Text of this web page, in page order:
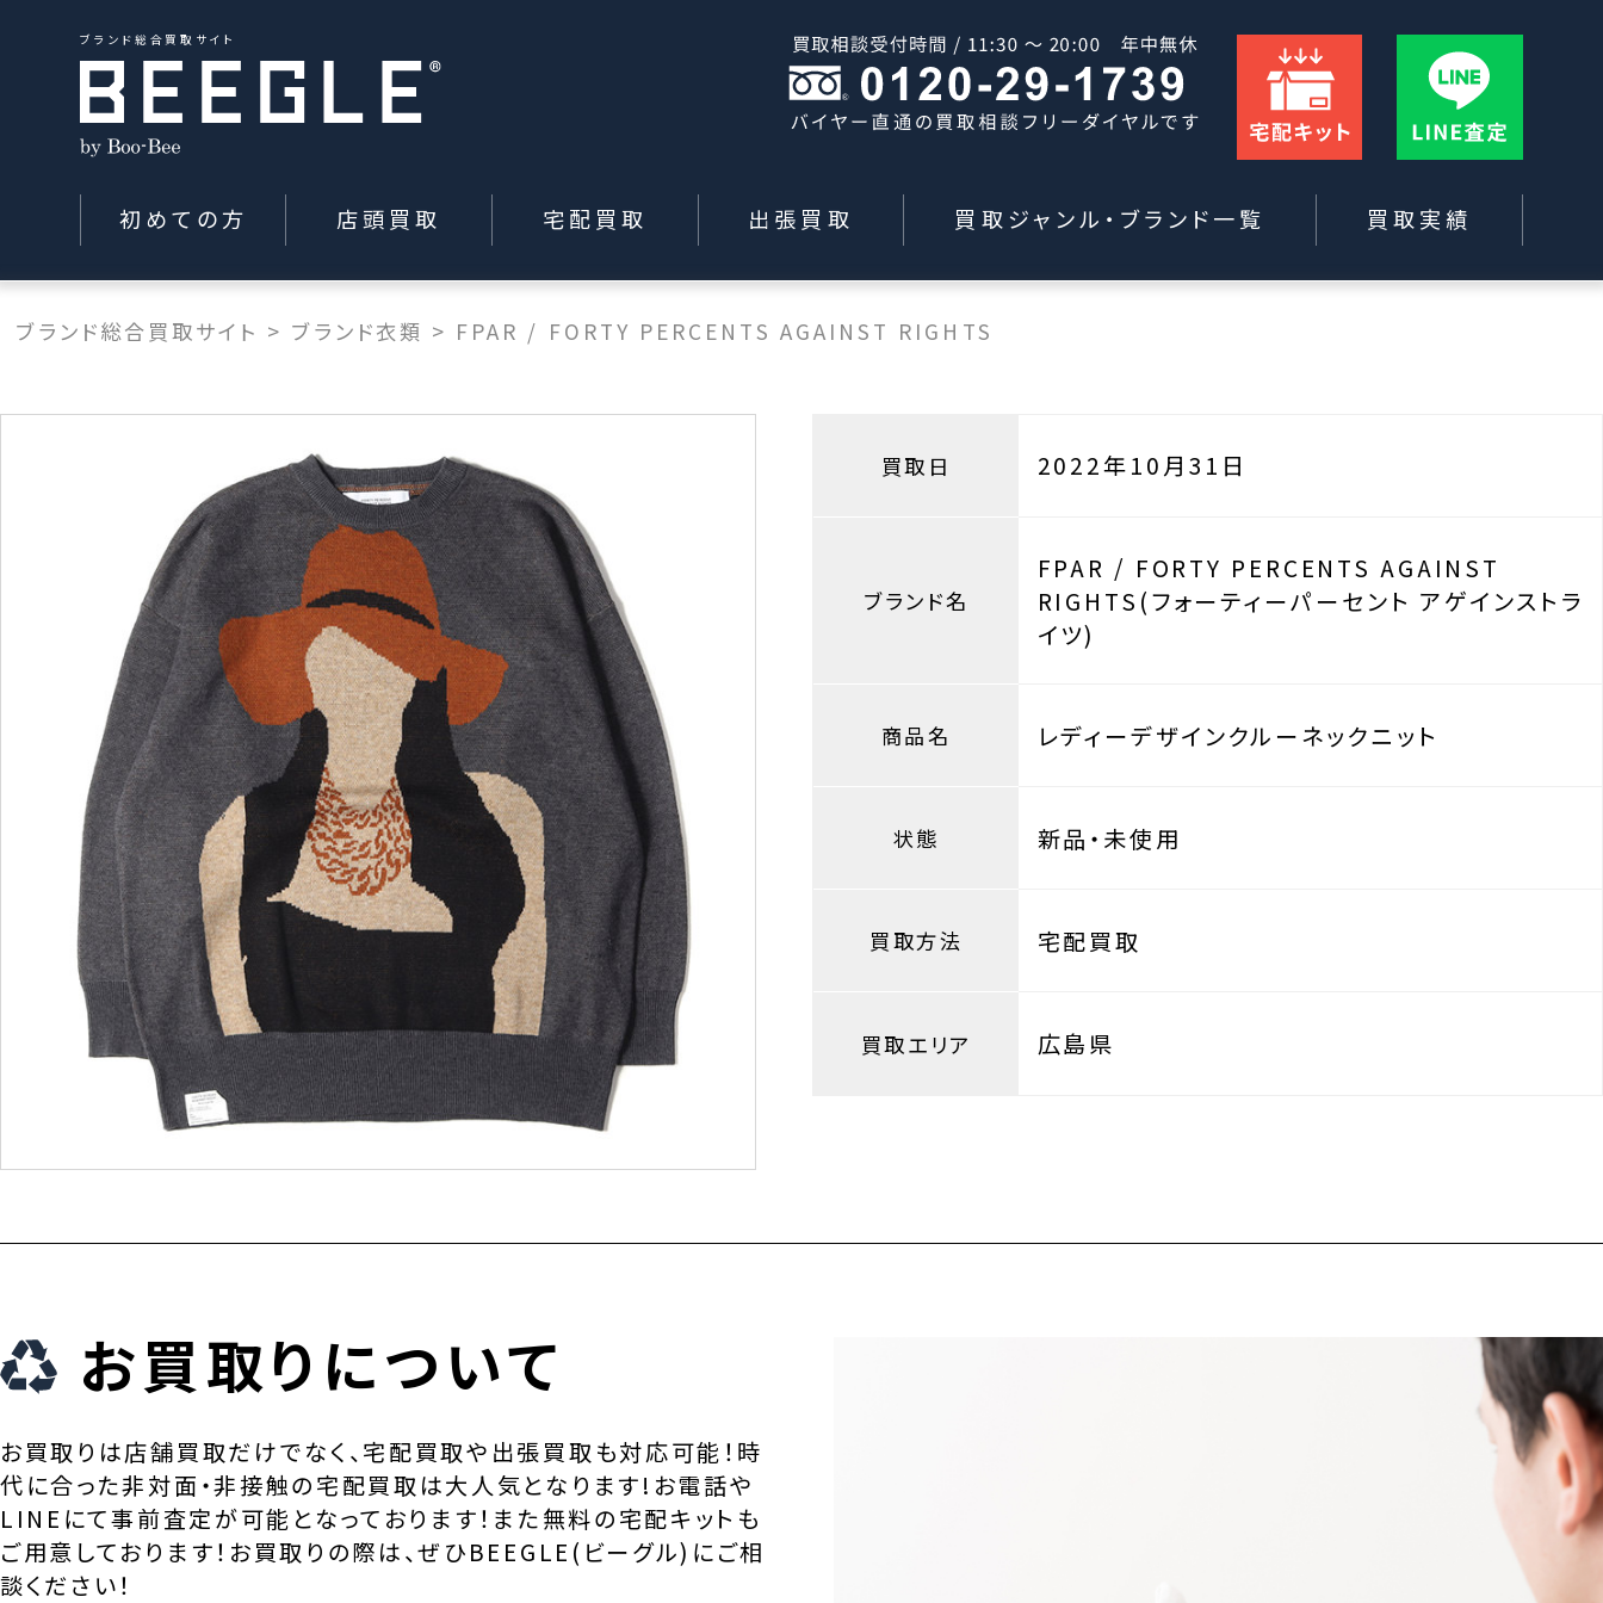
ブランド総合買取サイト
初めての方 店頭買取 宅配買取 出張買取 買取ジャンル・ブランド一覧 買取実績
ブランド総合買取サイト > ブランド衣類 > FPAR / FORTY PERCENTS AGAINST RIGHTS
買取日 2022年10月31日
ブランド名
FPAR / FORTY PERCENTS AGAINST
RIGHTS(フォーティーパーセント アゲインストラ
イツ)
商品名 レディーデザインクルーネックニット
状態 新品・未使用
買取方法 宅配買取
買取エリア 広島県
お買取りについて
お買取りは店舗買取だけでなく、宅配買取や出張買取も対応可能！時
代に合った非対面・非接触の宅配買取は大人気となります!お電話や
LINEにて事前査定が可能となっております！また無料の宅配キットも
ご用意しております！お買取りの際は、ぜひBEEGLE(ビーグル)にご相
談ください！